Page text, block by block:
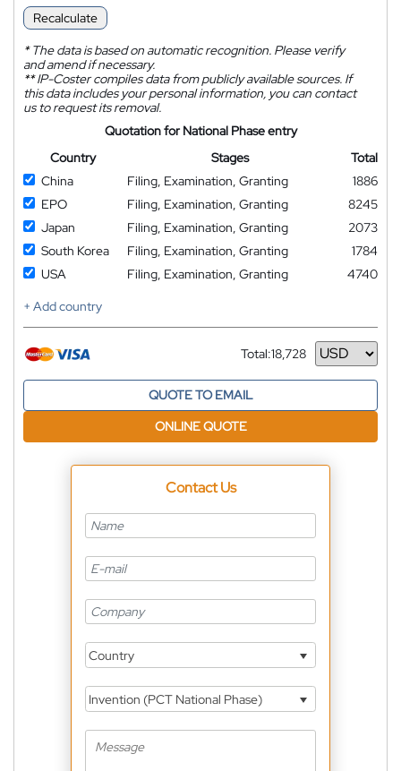
Recalculate
*The data is based on automatic recognition. Please verify
and amend if necessary.
**IP-Coster compiles data from publicly available sources. If
this data includes your personal information, you can contact
us to request its removal.
Quotation for National Phase entry
Country
Stages
Total
China
Filing, Examination, Granting
1886
EPO
Filing, Examination, Granting
8245
Japan
Filing, Examination, Granting
2073
South Korea
Filing, Examination, Granting
1784
USA
Filing, Examination, Granting
4740
+ Add country
Total:18,728
Currency
QUOTE TO EMAIL
ONLINE QUOTE
Contact Us
Country
Invention (PCT National Phase)